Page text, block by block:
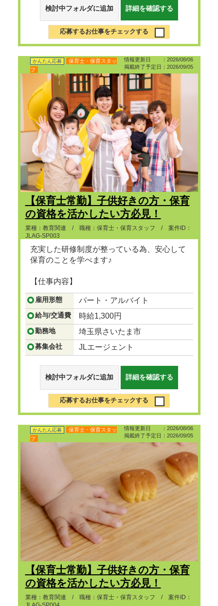
検討中フォルダに追加 詳細を確認する
応募するお仕事をチェックする
情報更新日 ：2026/08/06
掲載終了予定日：2026/09/05
かんたん応募
保育士・保育スタッ
フ
【保育士常勤】子供好きの方・保育
の資格を活かしたい方必見！
業種：教育関連 / 職種：保育士・保育スタッフ / 案件ID：
JLAG-SP003
充実した研修制度が整っている為、安心して
保育のことを学べます♪
【仕事内容】
...つづきを見る
雇用形態 パート・アルバイト
給与/交通費 時給1,300円
勤務地 埼玉県さいたま市
募集会社 JLエージェント
検討中フォルダに追加 詳細を確認する
応募するお仕事をチェックする
情報更新日 ：2026/08/06
掲載終了予定日：2026/09/05
かんたん応募
保育士・保育スタッ
フ
【保育士常勤】子供好きの方・保育
の資格を活かしたい方必見！
業種：教育関連 / 職種：保育士・保育スタッフ / 案件ID：